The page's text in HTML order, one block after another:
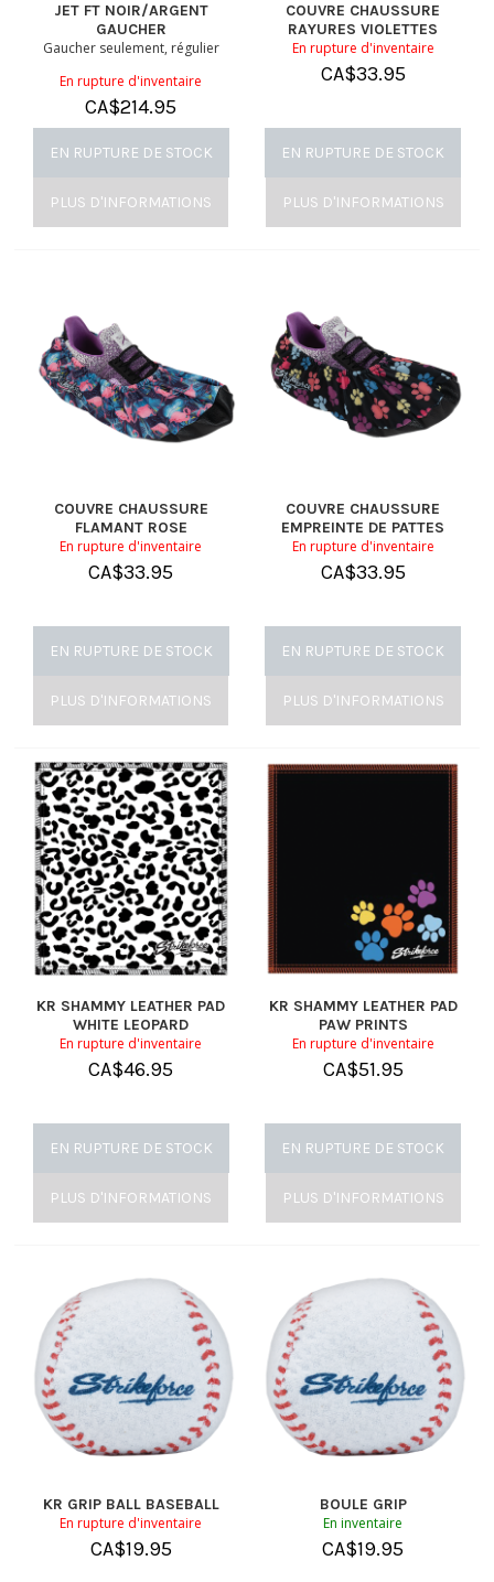
JET FT NOIR/ARGENT
GAUCHER
Gaucher seulement, régulier
En rupture d'inventaire
CA$214.95
EN RUPTURE DE STOCK
PLUS D'INFORMATIONS
COUVRE CHAUSSURE
RAYURES VIOLETTES
En rupture d'inventaire
CA$33.95
EN RUPTURE DE STOCK
PLUS D'INFORMATIONS
COUVRE CHAUSSURE
FLAMANT ROSE
En rupture d'inventaire
CA$33.95
EN RUPTURE DE STOCK
PLUS D'INFORMATIONS
COUVRE CHAUSSURE
EMPREINTE DE PATTES
En rupture d'inventaire
CA$33.95
EN RUPTURE DE STOCK
PLUS D'INFORMATIONS
KR SHAMMY LEATHER PAD
WHITE LEOPARD
En rupture d'inventaire
CA$46.95
EN RUPTURE DE STOCK
PLUS D'INFORMATIONS
KR SHAMMY LEATHER PAD
PAW PRINTS
En rupture d'inventaire
CA$51.95
EN RUPTURE DE STOCK
PLUS D'INFORMATIONS
KR GRIP BALL BASEBALL
En rupture d'inventaire
CA$19.95
BOULE GRIP
En inventaire
CA$19.95